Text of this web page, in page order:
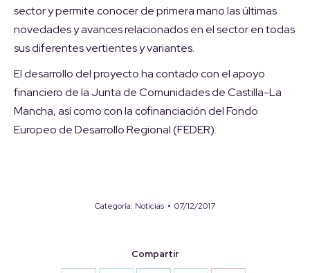
sector y permite conocer de primera mano las últimas
novedades y avances relacionados en el sector en todas
sus diferentes vertientes y variantes.
El desarrollo del proyecto ha contado con el apoyo
financiero de la Junta de Comunidades de Castilla-La
Mancha, así como con la cofinanciación del Fondo
Europeo de Desarrollo Regional (FEDER).
Categoría: Noticias 07/12/2017
Compartir